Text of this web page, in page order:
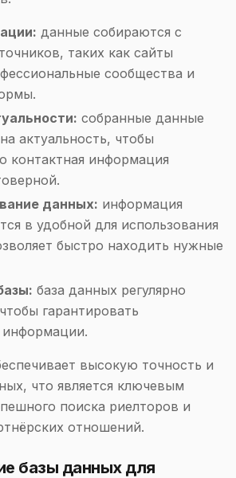
данные собираются с
таких как сайты
сообщества и
собранные данные
актуальность, чтобы
контактная информация
данных: информация
в удобной для использования
быстро находить нужные
база данных регулярно
гарантировать
информации.
высокую точность и
что является ключевым
поиска риелторов и
отношений.
базы данных для